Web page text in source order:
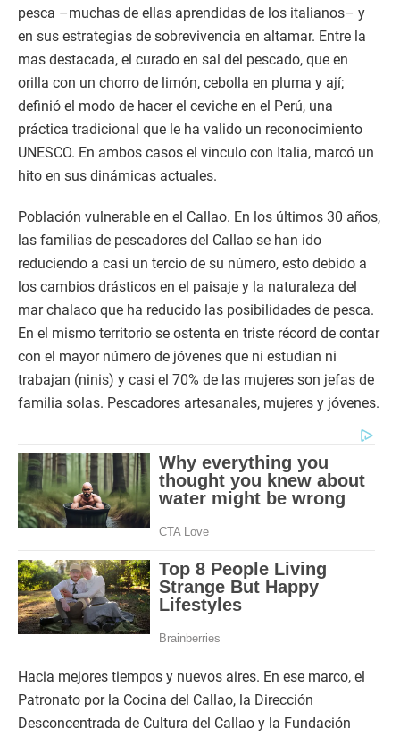
pesca –muchas de ellas aprendidas de los italianos– y
en sus estrategias de sobrevivencia en altamar. Entre la
mas destacada, el curado en sal del pescado, que en
orilla con un chorro de limón, cebolla en pluma y ají;
definió el modo de hacer el ceviche en el Perú, una
práctica tradicional que le ha valido un reconocimiento
UNESCO. En ambos casos el vinculo con Italia, marcó un
hito en sus dinámicas actuales.
Población vulnerable en el Callao. En los últimos 30 años,
las familias de pescadores del Callao se han ido
reduciendo a casi un tercio de su número, esto debido a
los cambios drásticos en el paisaje y la naturaleza del
mar chalaco que ha reducido las posibilidades de pesca.
En el mismo territorio se ostenta en triste récord de contar
con el mayor número de jóvenes que ni estudian ni
trabajan (ninis) y casi el 70% de las mujeres son jefas de
familia solas. Pescadores artesanales, mujeres y jóvenes.
Hacia mejores tiempos y nuevos aires. En ese marco, el
Patronato por la Cocina del Callao, la Dirección
Desconcentrada de Cultura del Callao y la Fundación